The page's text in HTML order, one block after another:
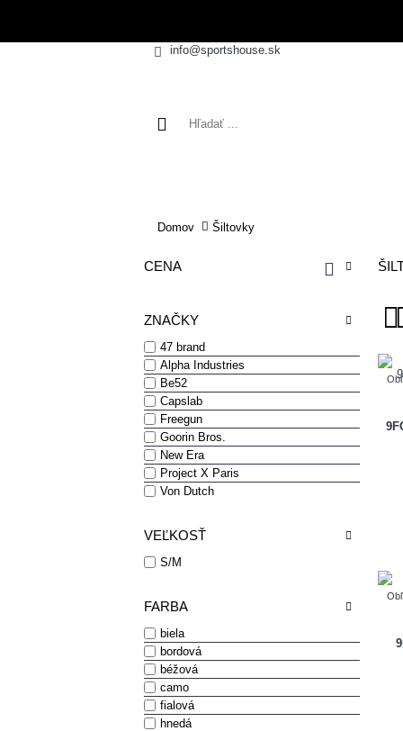
info@sportshouse.sk
Domov Šiltovky
CENA
ZNAČKY
47 brand
Alpha Industries
Be52
Capslab
Freegun
Goorin Bros.
New Era
Project X Paris
Von Dutch
VEĽKOSŤ
S/M
FARBA
biela
bordová
béžová
camo
fialová
hnedá